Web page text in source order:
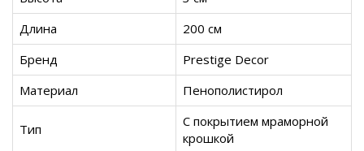
Длина
200 см
Бренд
Prestige Decor
Материал
Пенополистирол
Тип
С покрытием мраморной
крошкой